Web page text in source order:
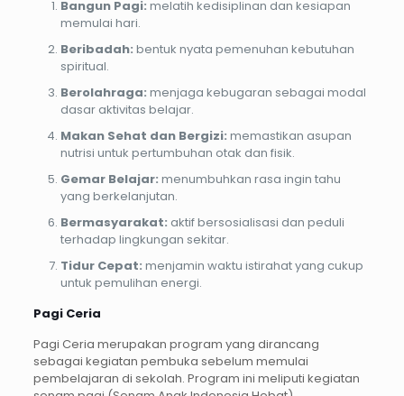
Bangun Pagi: melatih kedisiplinan dan kesiapan
memulai hari.
Beribadah: bentuk nyata pemenuhan kebutuhan
spiritual.
Berolahraga: menjaga kebugaran sebagai modal
dasar aktivitas belajar.
Makan Sehat dan Bergizi: memastikan asupan
nutrisi untuk pertumbuhan otak dan fisik.
Gemar Belajar: menumbuhkan rasa ingin tahu
yang berkelanjutan.
Bermasyarakat: aktif bersosialisasi dan peduli
terhadap lingkungan sekitar.
Tidur Cepat: menjamin waktu istirahat yang cukup
untuk pemulihan energi.
Pagi Ceria
Pagi Ceria merupakan program yang dirancang
sebagai kegiatan pembuka sebelum memulai
pembelajaran di sekolah. Program ini meliputi kegiatan